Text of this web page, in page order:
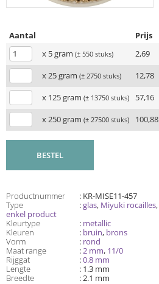
Aantal Prijs
x 5 gram (± 550 stuks)
2,69
x 25 gram (± 2750 stuks) 12,78
x 125 gram (± 13750 stuks) 57,16
x 250 gram (± 27500 stuks) 100,88
BESTEL
Productnummer
: KR-MISE11-457
Type
:glas, Miyuki rocailles,
enkel product
Kleurtype
: metallic
Kleuren
: bruin, brons
Vorm
: rond
Maat range
:2 mm, 11/0
Rijggat
:0.8 mm
Lengte
: 1.3 mm
Breedte
: 2.1 mm